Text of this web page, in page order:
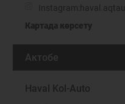
Instagram: haval.aqtau
Картада көрсету
Актобе
Haval Kol-Auto